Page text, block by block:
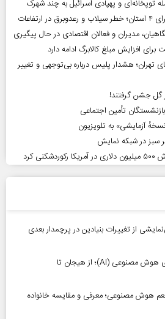
و پهپادی اسرائیل به چند شهرک
مدیران و فعالان اقتصادی در حال پیگیری
افزایش مبلغ کالابرگ ادامه دارد
تهران؛ هشدار پلیس درباره بی‌توجهی و تغییر
گل جشن گرفتند!
تأمین اجتماعی
آزمایشی» به تلویزیون
سبز در شبکه نمایش
کرد
پیش‌نمایشی از تغییرات بنیادین در پرچمدار بعدی
رشد خیره‌کننده بازار توکن‌های هوش مصنوعی (AI)؛ از هیجان تا
هوش مصنوعی؛ معرفی و مقایسه خانواده